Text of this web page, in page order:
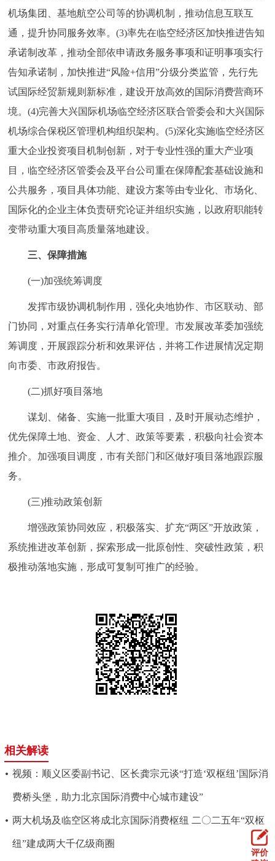
机场集团、基地航空公司等的协调机制，推动信息互联互
通，提升协同服务效率。(3)率先在临空经济区加快推进告知
承诺制改革，推动全部依申请政务服务事项和证明事项实行
告知承诺制，加快推进“风险+信用”分级分类监管，先行先
试国际经贸新规则新标准，建设开放高效的国际消费营商环
境。(4)完善大兴国际机场临空经济区联合管委会和大兴国际
机场综合保税区管理机构组织架构。(5)深化实施临空经济区
重大企业投资项目机制创新，对于专业性强的重大产业项
目，临空经济区管委会及平台公司重在保障配套基础设施和
公共服务，项目具体功能、建设方案等由专业化、市场化、
国际化的企业主体负责研究论证并组织实施，以政府职能转
变带动重大项目高质量落地建设。
三、保障措施
(一)加强统筹调度
发挥市级协调机制作用，强化央地协作、市区联动、部
门协同，对重点任务实行清单化管理。市发展改革委加强统
筹调度，开展跟踪分析和效果评估，并将工作进展情况定期
向市委、市政府报告。
(二)抓好项目落地
谋划、储备、实施一批重大项目，及时开展动态维护，
优先保障土地、资金、人才、政策等要素，积极向社会资本
推介。加强项目调度，市有关部门和区做好项目落地跟踪服
务。
(三)推动政策创新
增强政策协同效应，积极落实、扩充“两区”开放政策，
系统推进改革创新，探索形成一批原创性、突破性政策，积
极推动落地实施，形成可复制可推广的经验。
相关解读
视频：顺义区委副书记、区长龚宗元谈“打造‘双枢纽’国际消
费桥头堡，助力北京国际消费中心城市建设”
两大机场及临空区将成北京国际消费枢纽 二〇二五年“双枢
纽”建成两大千亿级商圈
评价